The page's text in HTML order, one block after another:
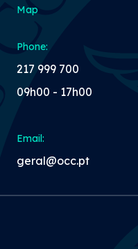
Map
Phone:
217 999 700
09h00 - 17h00
Email:
geral@occ.pt